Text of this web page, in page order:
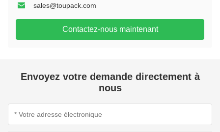
sales@toupack.com
Contactez-nous maintenant
Envoyez votre demande directement à
nous